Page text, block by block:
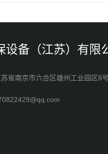
设备（江苏）有限
省南京市六合区雄州工业园区8号